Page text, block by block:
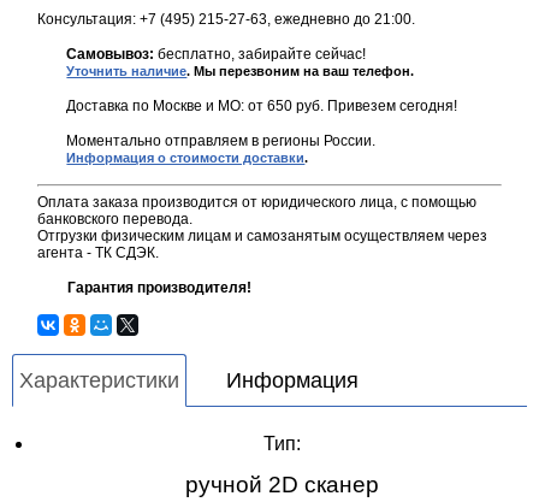
Консультация: +7 (495) 215-27-63, ежедневно до 21:00.
Самовывоз: бесплатно, забирайте сейчас!
Уточнить наличие. Мы перезвоним на ваш телефон.
Доставка по Москве и МО: от 650 руб. Привезем сегодня!
Моментально отправляем в регионы России.
Информация о стоимости доставки.
Оплата заказа производится от юридического лица, с помощью
банковского перевода.
Отгрузки физическим лицам и самозанятым осуществляем через
агента - ТК СДЭК.
Гарантия производителя!
Характеристики Информация
Тип:
ручной 2D сканер